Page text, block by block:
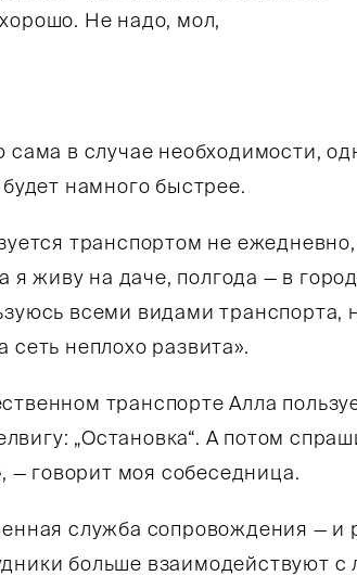
Не надо, мол,
в случае необходимости,
намного быстрее.
транспортом не
я живу на даче, полгода — в
всеми видами транспорта,
неплохо развита».
транспорте Алла
„Остановка“. А потом
— говорит моя собеседница.
служба сопровождения — и
больше взаимодействуют с